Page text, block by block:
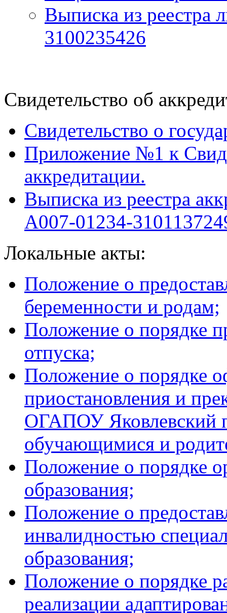
Выписка из
3100235426
Свидетельство об
Свидетельство о
Приложение №1 к
аккредитации.
Выписка из реестра
А007-01234-
Локальные акты:
Положение о
беременности и родам;
Положение о порядке
отпуска;
Положение о порядке
приостановления и
ОГАПОУ Яковлевский
обучающимися и
Положение о порядке
образования;
Положение о
инвалидностью
образования;
Положение о порядке
реализации